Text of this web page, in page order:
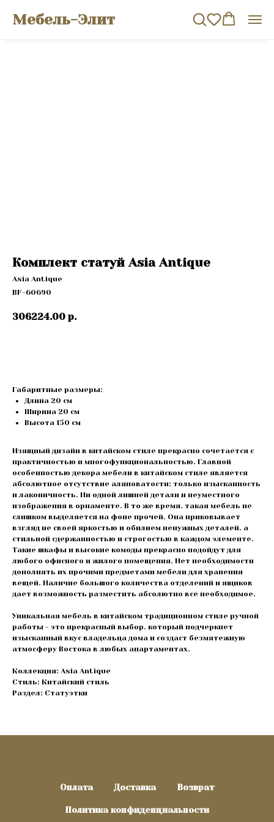
Мебель-Элит
Комплект статуй Asia Antique
Asia Antique
BF-60690
306224.00 р.
Габаритные размеры:
Длина 20 см
Ширина 20 см
Высота 150 cм
Изящный дизайн в китайском стиле прекрасно сочетается с
практичностью и многофункциональностью. Главной
особенностью декора мебели в китайском стиле является
абсолютное отсутствие аляповатости: только изысканность
и лаконичность. Ни одной лишней детали и неуместного
изображения в орнаменте. В то же время. такая мебель не
слишком выделяется на фоне прочей. Она приковывает
взгляд не своей яркостью и обилием ненужных деталей. а
стильной сдержанностью и строгостью в каждом элементе.
Такие шкафы и высокие комоды прекрасно подойдут для
любого офисного и жилого помещения. Нет необходимости
дополнять их прочими предметами мебели для хранения
вещей. Наличие большого количества отделений и ящиков
дает возможность разместить абсолютно все необходимое.
Уникальная мебель в китайском традиционном стиле ручной
работы - это прекрасный выбор. который подчеркнет
изысканный вкус владельца дома и создаст безмятежную
атмосферу Востока в любых апартаментах.
Коллекция: Asia Antique
Стиль: Китайский стиль
Раздел: Статуэтки
Оплата Доставка Возврат
Политика конфиденциальности